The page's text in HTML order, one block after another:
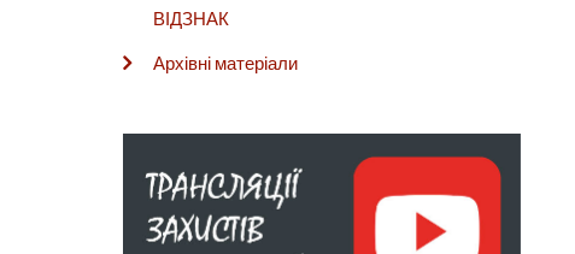
ВІДЗНАК
Архівні матеріали